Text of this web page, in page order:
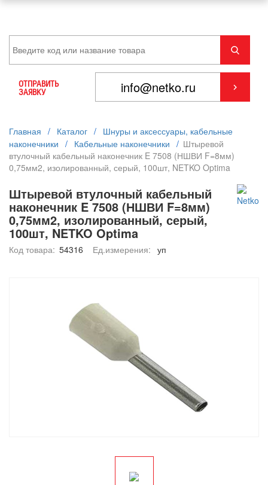
ОТПРАВИТЬ
ЗАЯВКУ
Главная / Каталог / Шнуры и аксессуары, кабельные
наконечники / Кабельные наконечники / Штыревой
втулочный кабельный наконечник E 7508 (НШВИ F=8мм)
0,75мм2, изолированный, серый, 100шт, NETKO Optima
Штыревой втулочный кабельный
наконечник E 7508 (НШВИ F=8мм)
0,75мм2, изолированный, серый,
100шт, NETKO Optima
Код товара: 54316 Ед.измерения: уп